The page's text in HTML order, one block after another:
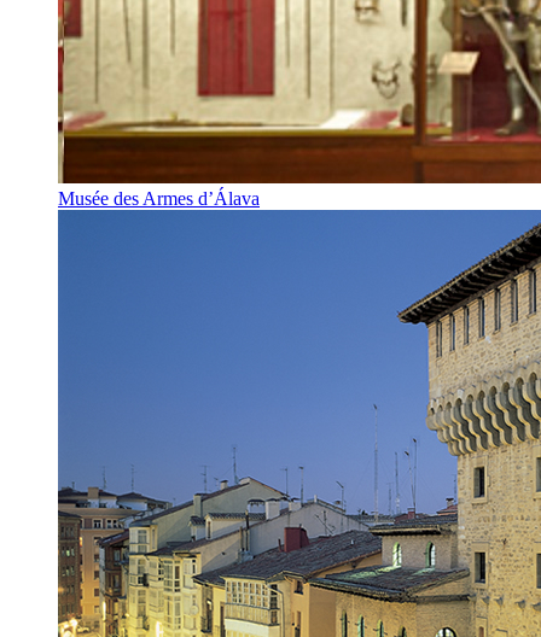
Musée des Armes d’Álava